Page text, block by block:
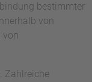
bestimmter
von
von
Zahlreiche